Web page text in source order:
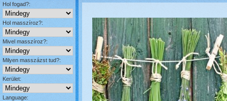
Hol fogad?:
Hol masszíroz?:
Mivel masszíroz?:
Milyen masszázst tud?:
Kerület:
Language: